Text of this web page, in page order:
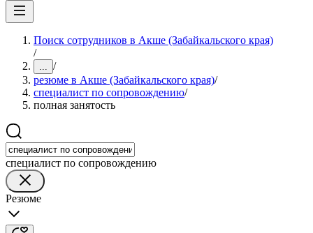
Поиск сотрудников в Акше (Забайкальского края)
/
... /
резюме в Акше (Забайкальского края)/
специалист по сопровождению/
полная занятость
специалист по сопровождению
Резюме